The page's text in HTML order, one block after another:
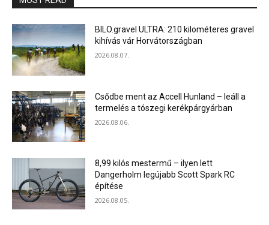
BILO.gravel ULTRA: 210 kilométeres gravel
kihívás vár Horvátországban
2026.08.07.
Csődbe ment az Accell Hunland – leáll a
termelés a tószegi kerékpárgyárban
2026.08.06.
8,99 kilós mestermű – ilyen lett
Dangerholm legújabb Scott Spark RC
építése
2026.08.05.